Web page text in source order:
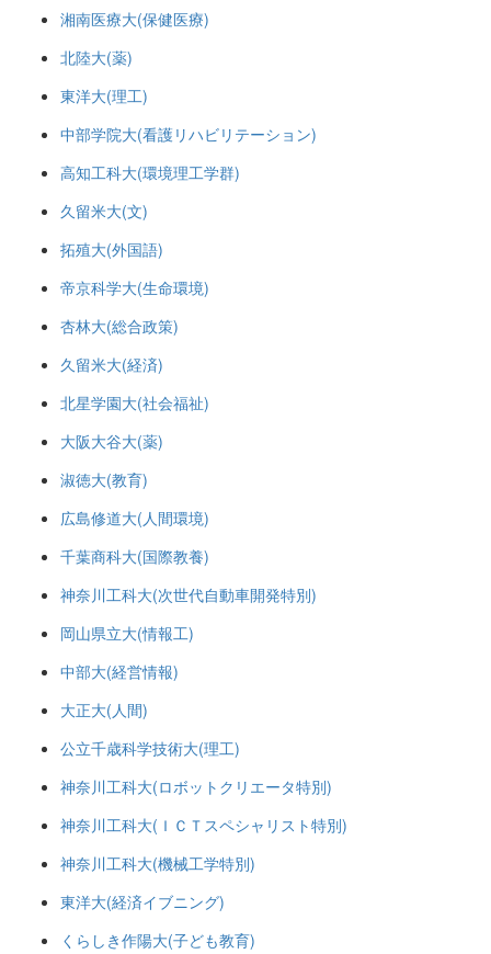
湘南医療大(保健医療)
北陸大(薬)
東洋大(理工)
中部学院大(看護リハビリテーション)
高知工科大(環境理工学群)
久留米大(文)
拓殖大(外国語)
帝京科学大(生命環境)
杏林大(総合政策)
久留米大(経済)
北星学園大(社会福祉)
大阪大谷大(薬)
淑徳大(教育)
広島修道大(人間環境)
千葉商科大(国際教養)
神奈川工科大(次世代自動車開発特別)
岡山県立大(情報工)
中部大(経営情報)
大正大(人間)
公立千歳科学技術大(理工)
神奈川工科大(ロボットクリエータ特別)
神奈川工科大(ＩＣＴスペシャリスト特別)
神奈川工科大(機械工学特別)
東洋大(経済イブニング)
くらしき作陽大(子ども教育)